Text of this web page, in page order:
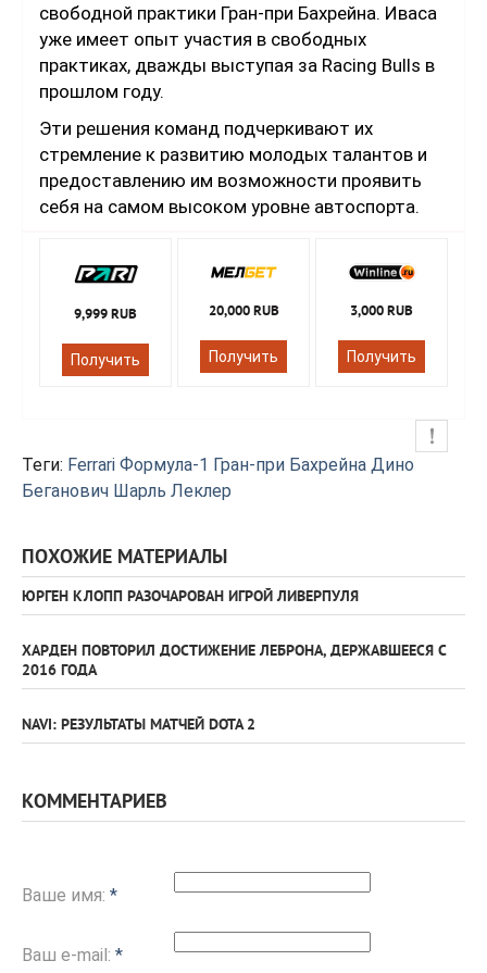
свободной практики Гран-при Бахрейна. Иваса
уже имеет опыт участия в свободных
практиках, дважды выступая за Racing Bulls в
прошлом году.
Эти решения команд подчеркивают их
стремление к развитию молодых талантов и
предоставлению им возможности проявить
себя на самом высоком уровне автоспорта.
9,999 RUB
Получить
20,000 RUB
Получить
3,000 RUB
Получить
Теги: Ferrari Формула-1 Гран-при Бахрейна Дино
Беганович Шарль Леклер
ПОХОЖИЕ МАТЕРИАЛЫ
ЮРГЕН КЛОПП РАЗОЧАРОВАН ИГРОЙ ЛИВЕРПУЛЯ
ХАРДЕН ПОВТОРИЛ ДОСТИЖЕНИЕ ЛЕБРОНА, ДЕРЖАВШЕЕСЯ С
2016 ГОДА
NAVI: РЕЗУЛЬТАТЫ МАТЧЕЙ DOTA 2
КОММЕНТАРИЕВ
Ваше имя: *
Ваш e-mail: *